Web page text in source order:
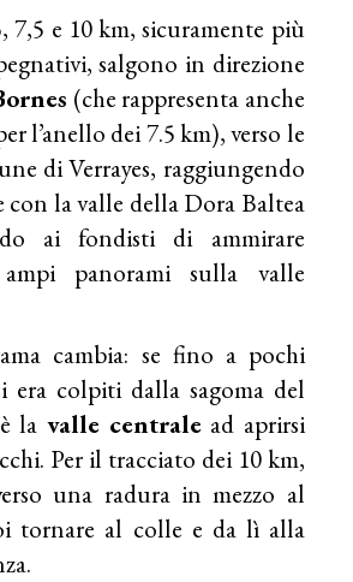
7,5 e 10 km, sicuramente più
salgono in direzione
(che rappresenta anche
l’anello dei 7.5 km), verso le
di Verrayes, raggiungendo
con la valle della Dora Baltea
ai fondisti di ammirare
panorami sulla valle
cambia: se fino a pochi
era colpiti dalla sagoma del
la valle centrale ad aprirsi
Per il tracciato dei 10 km,
una radura in mezzo al
tornare al colle e da lì alla